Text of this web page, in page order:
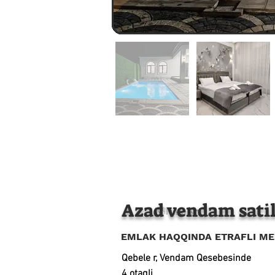
Azad vendam
EMLAK HAQQINDA ETRAFLI
+994 55 924 06 59
Qebele r, Vendam Qesebesinde